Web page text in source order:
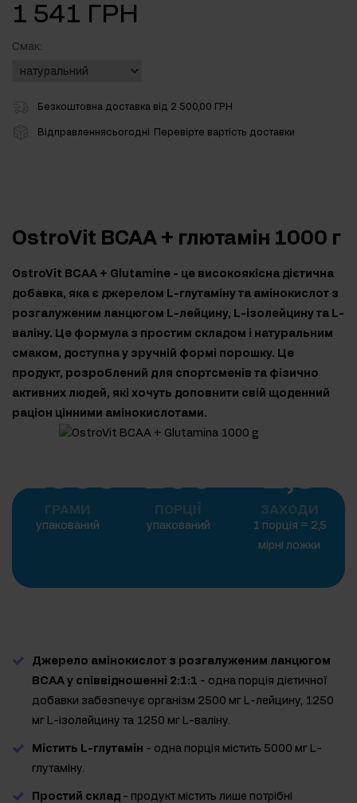
1 541 ГРН
Смак:
Безкоштовна доставка від 2 500,00 ГРН
Відправленнясьогодні Перевірте вартість доставки
OstroVit BCAA + глютамін 1000 г
OstroVit BCAA + Glutamine - це високоякісна дієтична
добавка, яка є джерелом L-глутаміну та амінокислот з
розгалуженим ланцюгом L-лейцину, L-ізолейцину та L-
валіну. Це формула з простим складом і натуральним
смаком, доступна у зручній формі порошку. Це
продукт, розроблений для спортсменів та фізично
активних людей, які хочуть доповнити свій щоденний
раціон цінними амінокислотами.
1000
ГРАМИ
упакований
100
ПОРЦІЇ
упакований
2,5
ЗАХОДИ
1 порція = 2,5
мірні ложки
Джерело амінокислот з розгалуженим ланцюгом
BCAA у співвідношенні 2:1:1 - одна порція дієтичної
добавки забезпечує організм 2500 мг L-лейцину, 1250
мг L-ізолейцину та 1250 мг L-валіну.
Містить L-глутамін - одна порція містить 5000 мг L-
глутаміну.
Простий склад - продукт містить лише потрібні